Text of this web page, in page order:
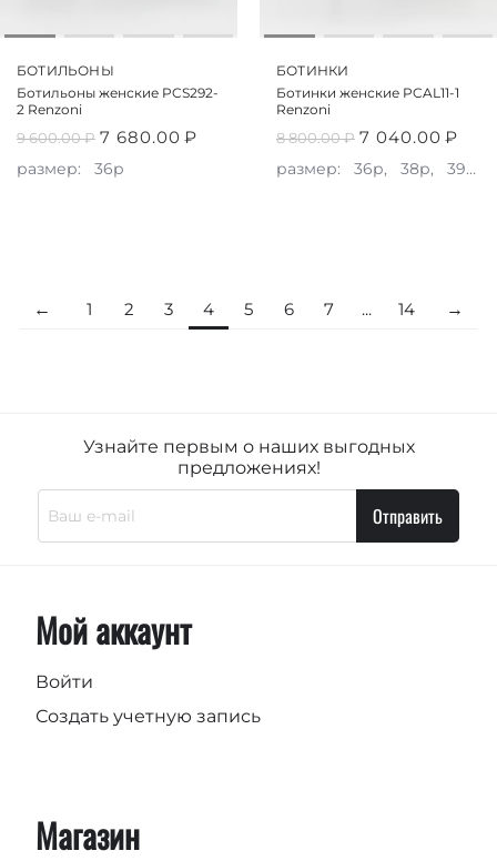
БОТИЛЬОНЫ
Ботильоны женские PCS292-
2 Renzoni
9 600.00₽ 7 680.00 ₽
размер: 36р
БОТИНКИ
Ботинки женские PCAL11-1
Renzoni
8 800.00₽ 7 040.00 ₽
размер: 36р, 38р, 39р,
1 2 3 4 5 6 7 ... 14
Узнайте первым о наших выгодных
предложениях!
Отправить
Мой аккаунт
Войти
Создать учетную запись
Магазин